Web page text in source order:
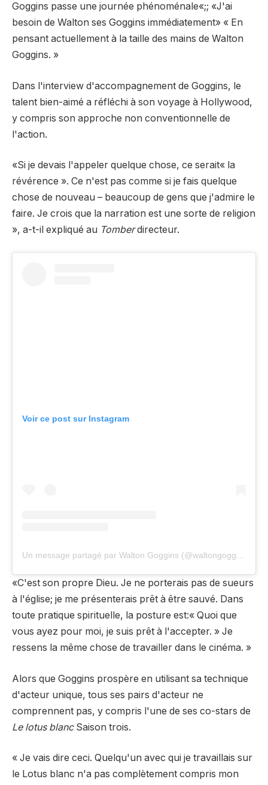
Goggins passe une journée phénoménale«;; «J'ai
besoin de Walton ses Goggins immédiatement» « En
pensant actuellement à la taille des mains de Walton
Goggins. »
Dans l'interview d'accompagnement de Goggins, le
talent bien-aimé a réfléchi à son voyage à Hollywood,
y compris son approche non conventionnelle de
l'action.
«Si je devais l'appeler quelque chose, ce serait« la
révérence ». Ce n'est pas comme si je fais quelque
chose de nouveau – beaucoup de gens que j'admire le
faire. Je crois que la narration est une sorte de religion
», a-t-il expliqué au Tomberdirecteur.
Voir ce post sur Instagram
«C'est son propre Dieu. Je ne porterais pas de sueurs
à l'église; je me présenterais prêt à être sauvé. Dans
toute pratique spirituelle, la posture est:« Quoi que
vous ayez pour moi, je suis prêt à l'accepter. » Je
ressens la même chose de travailler dans le cinéma. »
Alors que Goggins prospère en utilisant sa technique
d'acteur unique, tous ses pairs d'acteur ne
comprennent pas, y compris l'une de ses co-stars de
Le lotus blancSaison trois.
« Je vais dire ceci. Quelqu'un avec qui je travaillais sur
le Lotus blanc n'a pas complètement compris mon